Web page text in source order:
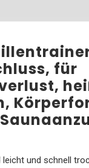
für
und schnell